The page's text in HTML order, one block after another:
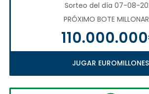
Sorteo del día 07-08-
PRÓXIMO BOTE
JUGAR EUROMILLONES